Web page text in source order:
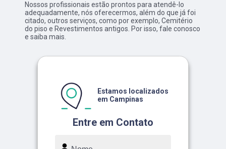
Nossos profissionais estão prontos para atendê-lo
adequadamente, nós oferecermos, além do que já foi
citado, outros serviços, como por exemplo, Cemitério
do piso e Revestimentos antigos. Por isso, fale conosco
e saiba mais.
Entre em Contato
Estamos localizados
em Campinas